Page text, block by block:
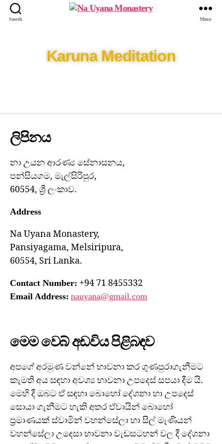
Search Menu
Karuna Meditation
ලිපිනය
නා උයන ආරණ්‍ය සේනාසනය,
පන්සියගම, මැල්සිරිපුර,
60554, ශ්‍රී ලංකාව.
Address
Na Uyana Monastery,
Pansiyagama, Melsiripura,
60554, Sri Lanka.
Contact Number: +94 71 8455332
Email Address: nauyana@gmail.com
මෙම වෙබ් අඩවිය පිළිබඳව
අපගේ අරමුණ වන්නේ භාවනා කර ගුණපුරාගැනීමට
කැමති අය සඳහා අවශ්‍ය භාවනා උපදෙස් සපයා දීම යි.
මෙහි දී ඔබට ඒ සඳහා බොහෝ දේශනා හා උපදෙස්
සොයා ගැනීමට හැකි අතර ඒවායින් බොහෝ
ප්‍රමාණයක් ස්වාමින් වහන්සේලා හා සිල් මෑණියන්
වහන්සේලා උදෙසා භාවනා වැඩසටහන් වල දී දේශනා